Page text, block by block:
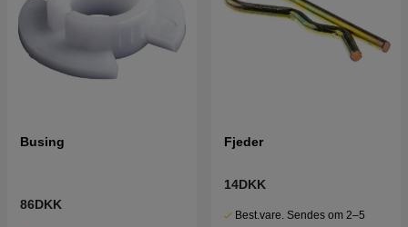
Busing
86DKK
Fjeder
14DKK
Best.vare. Sendes om 2–5